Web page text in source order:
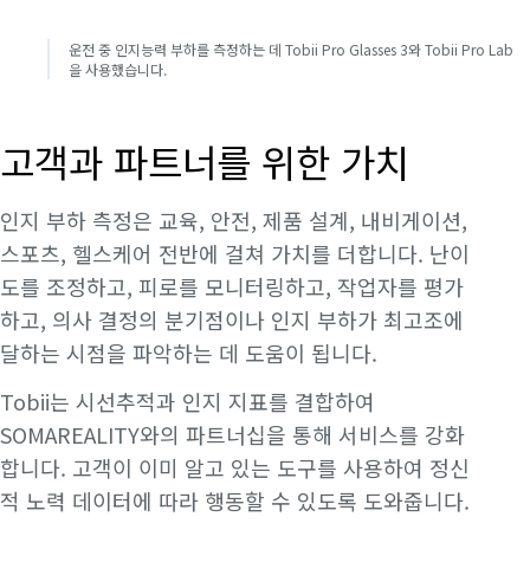
운전 중 인지능력 부하를 측정하는 데 Tobii Pro Glasses 3와 Tobii Pro Lab
을 사용했습니다.
고객과 파트너를 위한 가치
인지 부하 측정은 교육, 안전, 제품 설계, 내비게이션,
스포츠, 헬스케어 전반에 걸쳐 가치를 더합니다. 난이
도를 조정하고, 피로를 모니터링하고, 작업자를 평가
하고, 의사 결정의 분기점이나 인지 부하가 최고조에
달하는 시점을 파악하는 데 도움이 됩니다.
Tobii는 시선추적과 인지 지표를 결합하여
SOMAREALITY와의 파트너십을 통해 서비스를 강화
합니다. 고객이 이미 알고 있는 도구를 사용하여 정신
적 노력 데이터에 따라 행동할 수 있도록 도와줍니다.